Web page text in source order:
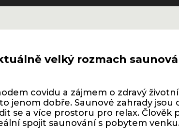
velký rozmach
covidu a zájmem o zdravý
jenom dobře. Saunové zahrady
se a více prostoru pro relax. Člověk
spojit saunování s pobytem